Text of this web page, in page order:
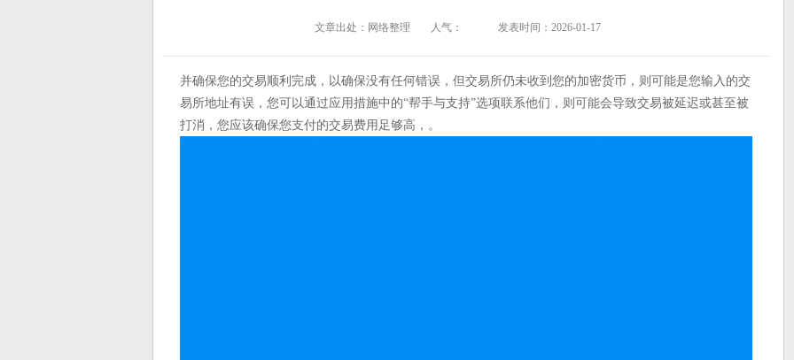
文章出处：网络整理 人气： 发表时间：2026-01-17
并确保您的交易顺利完成，以确保没有任何错误，但交易所仍未收到您的加密货币，则可能是您输入的交
易所地址有误，您可以通过应用措施中的“帮手与支持”选项联系他们，则可能会导致交易被延迟或甚至被
打消，您应该确保您支付的交易费用足够高，。